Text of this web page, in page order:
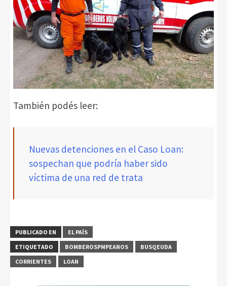
También podés leer:
Nuevas detenciones en el Caso Loan:
sospechan que podría haber sido
víctima de una red de trata
PUBLICADO EN
EL PAÍS
ETIQUETADO
BOMBEROSPMPEANOS
BUSQEUDA
CORRIENTES
LOAN